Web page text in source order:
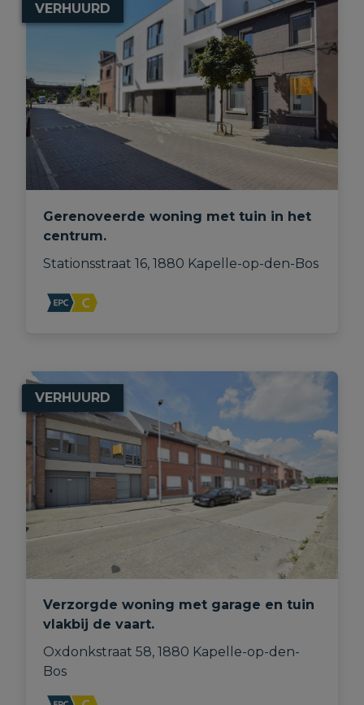
VERHUURD
Gerenoveerde woning met tuin in het
centrum.
Stationsstraat 16, 1880 Kapelle-op-den-Bos
VERHUURD
Verzorgde woning met garage en tuin
vlakbij de vaart.
Oxdonkstraat 58, 1880 Kapelle-op-den-
Bos